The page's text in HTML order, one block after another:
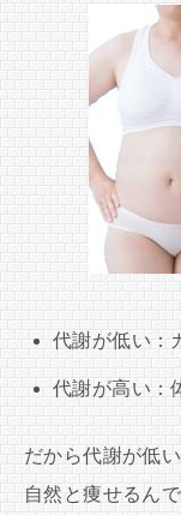
代謝が低い：
代謝が高い：
だから代謝が低
自然と痩せるん